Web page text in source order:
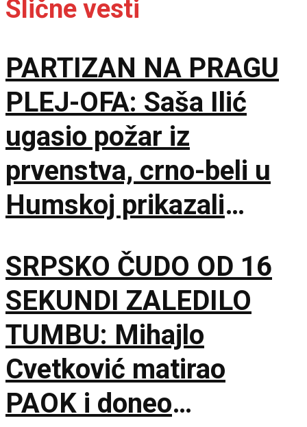
Slične vesti
PARTIZAN NA PRAGU
PLEJ-OFA: Saša Ilić
ugasio požar iz
prvenstva, crno-beli u
Humskoj prikazali
sezoni!
SRPSKO ČUDO OD 16
SEKUNDI ZALEDILO
TUMBU: Mihajlo
Cvetković matirao
PAOK i doneo